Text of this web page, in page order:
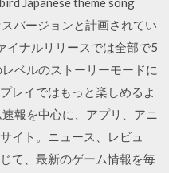
バージョンと計画されてい
イナルリリースでは全部で5
ベルのストーリーモードに
レイではもっと楽しめるよ
報を中心に、アプリ、アニ
イト。ニュース、レビュ
て、最新のゲーム情報を毎